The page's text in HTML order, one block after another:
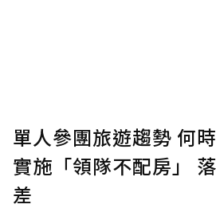
單人參團旅遊趨勢 何
實施「領隊不配房」
差